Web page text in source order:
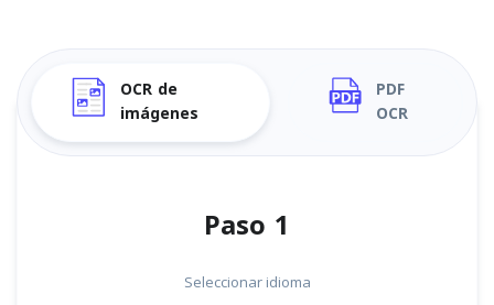
OCR de
imágenes
PDF
OCR
Paso 1
Seleccionar idioma